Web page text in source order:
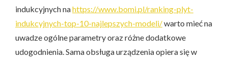
indukcyjnych nahttps://www.bomi.pl/ranking-plyt-
indukcyjnych-top-10-najlepszych-modeli/warto mieć na
uwadze ogólne parametry oraz różne dodatkowe
udogodnienia. Sama obsługa urządzenia opiera się w